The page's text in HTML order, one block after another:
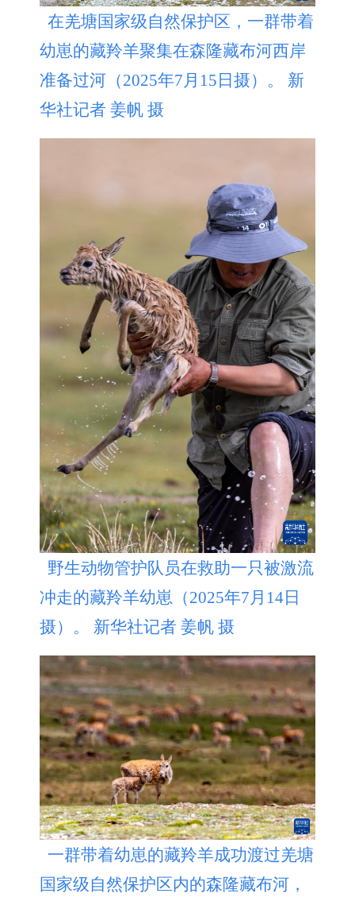
在羌塘国家级自然保护区，一群带着
幼崽的藏羚羊聚集在森隆藏布河西岸
准备过河（2025年7月15日摄）。 新
华社记者 姜帆 摄
野生动物管护队员在救助一只被激流
冲走的藏羚羊幼崽（2025年7月14日
摄）。 新华社记者 姜帆 摄
一群带着幼崽的藏羚羊成功渡过羌塘
国家级自然保护区内的森隆藏布河，